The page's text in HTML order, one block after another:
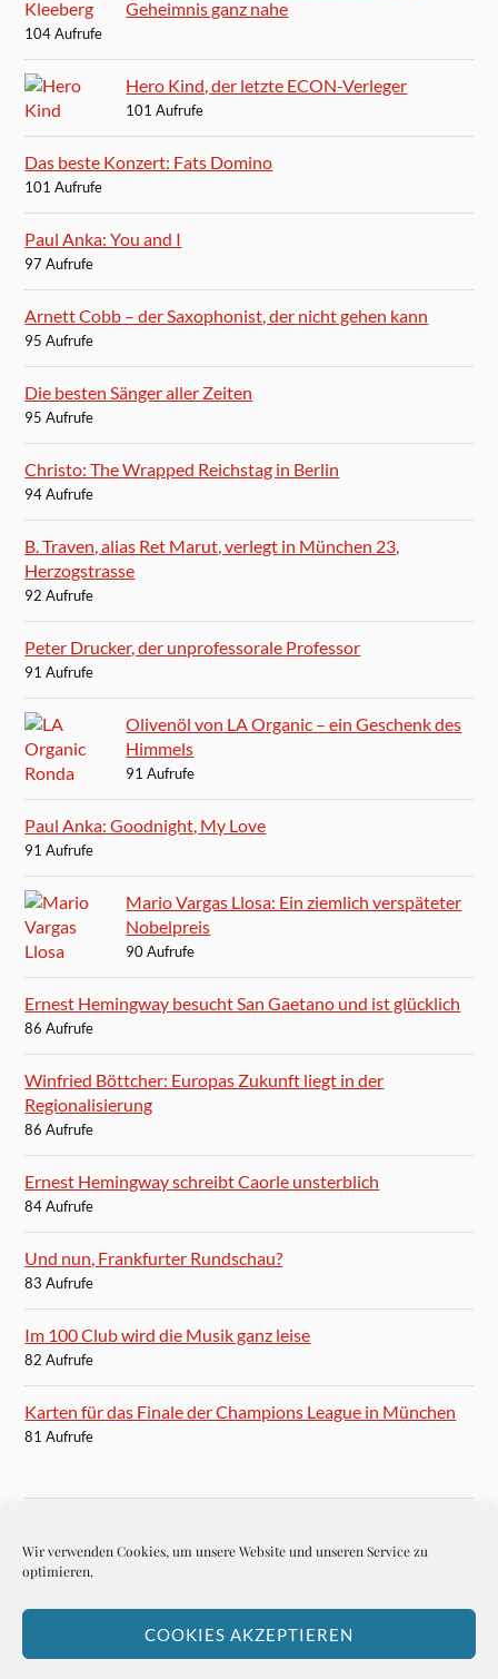
Wir verwenden Cookies, um unsere Website und unseren Service zu
optimieren.
COOKIES AKZEPTIEREN
Geheimnis ganz nahe
104 Aufrufe
Hero Kind, der letzte ECON-Verleger
101 Aufrufe
Das beste Konzert: Fats Domino
101 Aufrufe
Paul Anka: You and I
97 Aufrufe
Arnett Cobb – der Saxophonist, der nicht gehen kann
95 Aufrufe
Die besten Sänger aller Zeiten
95 Aufrufe
Christo: The Wrapped Reichstag in Berlin
94 Aufrufe
B. Traven, alias Ret Marut, verlegt in München 23,
Herzogstrasse
92 Aufrufe
Peter Drucker, der unprofessorale Professor
91 Aufrufe
Olivenöl von LA Organic – ein Geschenk des
Himmels
91 Aufrufe
Paul Anka: Goodnight, My Love
91 Aufrufe
Mario Vargas Llosa: Ein ziemlich verspäteter
Nobelpreis
90 Aufrufe
Ernest Hemingway besucht San Gaetano und ist glücklich
86 Aufrufe
Winfried Böttcher: Europas Zukunft liegt in der
Regionalisierung
86 Aufrufe
Ernest Hemingway schreibt Caorle unsterblich
84 Aufrufe
Und nun, Frankfurter Rundschau?
83 Aufrufe
Im 100 Club wird die Musik ganz leise
82 Aufrufe
Karten für das Finale der Champions League in München
81 Aufrufe
BLOGROLL
Autoren-Brief
Hemingways Welt